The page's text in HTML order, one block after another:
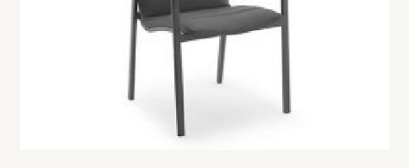
משתמש חדש/אורח
דאגנו לכם ליצירת חשבון קלה ומהירה במיוחד.
המשיכו למילוי פרטיכם ותוכלו ליהנות מהיתרונות של
משתמש רשום כבר עכשיו.
להרשמה